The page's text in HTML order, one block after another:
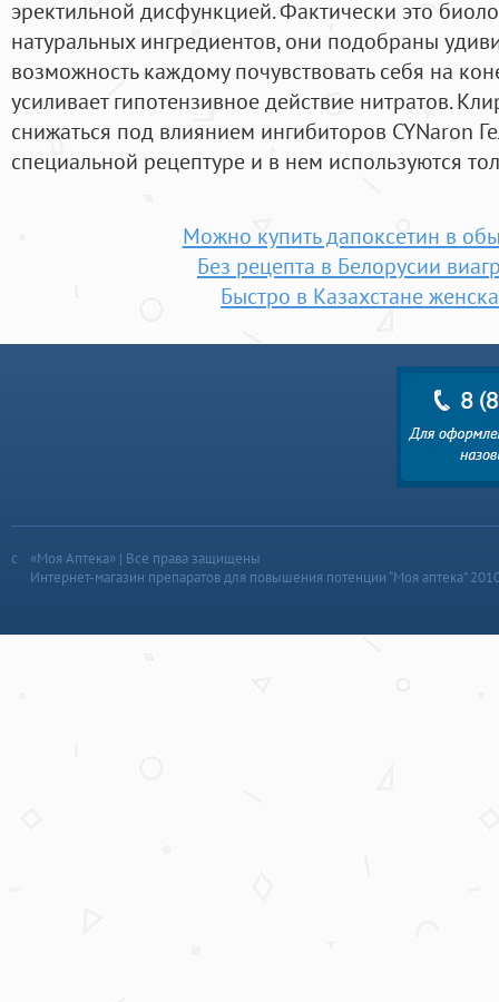
эректильной дисфункцией. Фактически это
натуральных ингредиентов, они подобраны
возможность каждому почувствовать себя на
усиливает гипотензивное действие нитратов.
снижаться под влиянием ингибиторов CYNaron
специальной рецептуре и в нем используются
Можно купить дапоксетин в
Без рецепта в Белорусии
Быстро в Казахстане
«Моя Аптека» | Все права защищены
Интернет-магазин препаратов для повышения потенции “Моя аптека”